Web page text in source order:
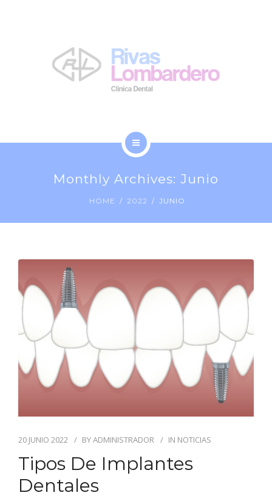
CONTACTO
Monthly Archives: Junio
HOME 2022 JUNIO
20 JUNIO 2022 BYADMINISTRADOR IN NOTICIAS
Tipos De Implantes
Dentales